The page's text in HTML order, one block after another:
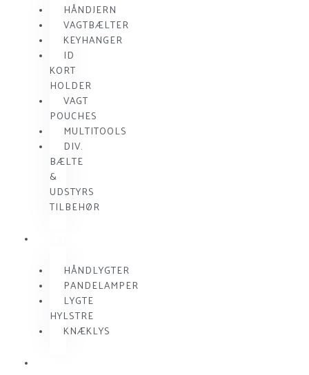
HÅNDJERN
VAGTBÆLTER
KEYHANGER
ID
KORT
HOLDER
VAGT
POUCHES
MULTITOOLS
DIV.
BÆLTE
&
UDSTYRS
TILBEHØR
HÅNDLYGTER
PANDELAMPER
LYGTE
HYLSTRE
KNÆKLYS